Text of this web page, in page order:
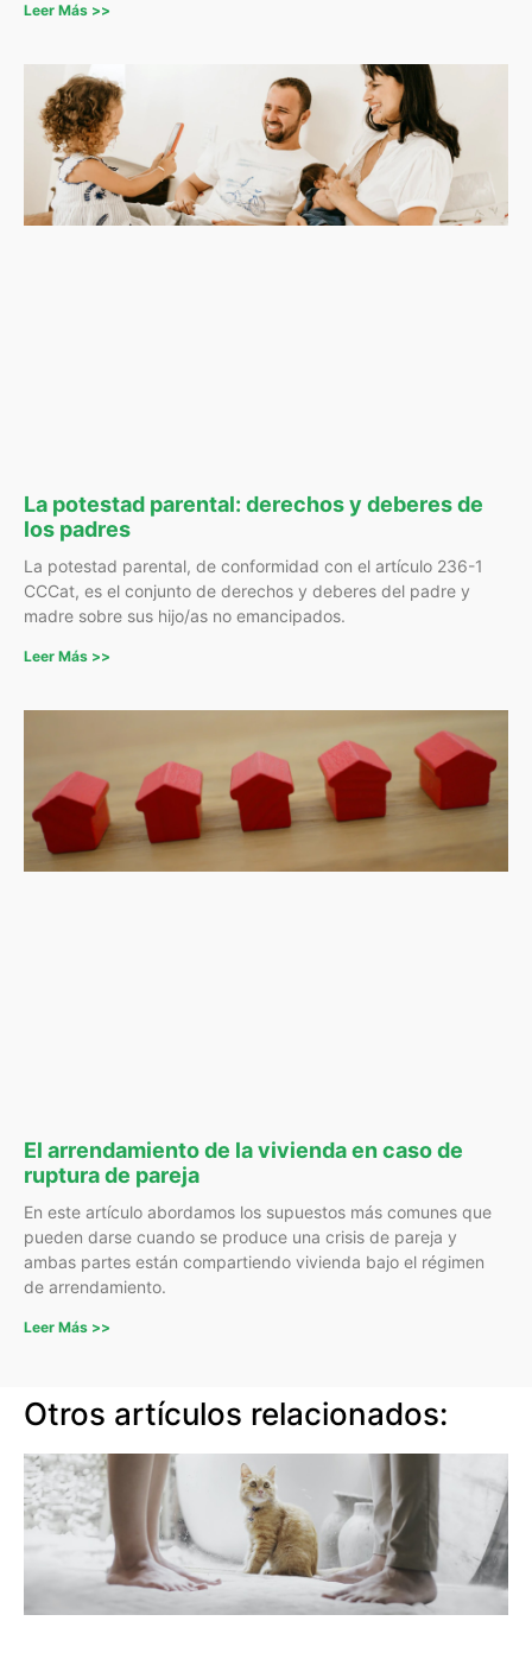
Leer Más >>
La potestad parental: derechos y deberes de
los padres
La potestad parental, de conformidad con el artículo 236-1
CCCat, es el conjunto de derechos y deberes del padre y
madre sobre sus hijo/as no emancipados.
Leer Más >>
El arrendamiento de la vivienda en caso de
ruptura de pareja
En este artículo abordamos los supuestos más comunes que
pueden darse cuando se produce una crisis de pareja y
ambas partes están compartiendo vivienda bajo el régimen
de arrendamiento.
Leer Más >>
Otros artículos relacionados: